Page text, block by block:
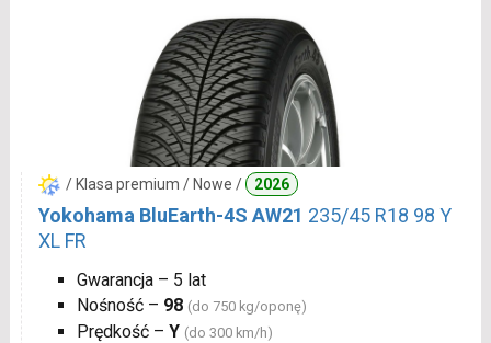
/ Klasa premium / Nowe / 2026
Yokohama BluEarth-4S AW21 235/45 R18 98 Y
XL FR
Gwarancja – 5 lat
Nośność – 98 (do 750 kg/oponę)
Prędkość – Y (do 300 km/h)